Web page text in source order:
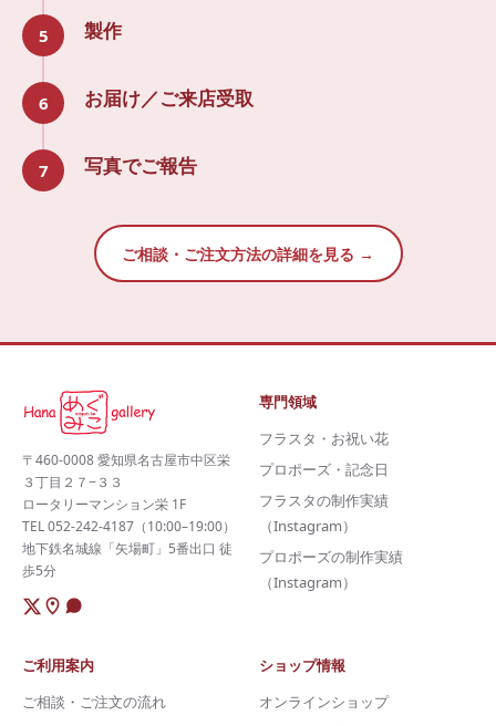
5 製作
6 お届け／ご来店受取
7 写真でご報告
ご相談・ご注文方法の詳細を見る →
〒460-0008 愛知県名古屋市中区栄
３丁目２７−３３
ロータリーマンション栄 1F
TEL 052-242-4187（10:00–19:00）
地下鉄名城線「矢場町」5番出口 徒
歩5分
専門領域
フラスタ・お祝い花
プロポーズ・記念日
フラスタの制作実績
（Instagram）
プロポーズの制作実績
（Instagram）
ご利用案内
ご相談・ご注文の流れ
ショップ情報
オンラインショップ